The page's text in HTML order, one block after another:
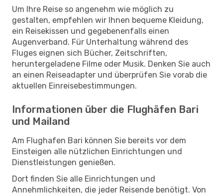
Um Ihre Reise so angenehm wie möglich zu
gestalten, empfehlen wir Ihnen bequeme Kleidung,
ein Reisekissen und gegebenenfalls einen
Augenverband. Für Unterhaltung während des
Fluges eignen sich Bücher, Zeitschriften,
heruntergeladene Filme oder Musik. Denken Sie auch
an einen Reiseadapter und überprüfen Sie vorab die
aktuellen Einreisebestimmungen.
Informationen über die Flughäfen Bari
und Mailand
Am Flughafen Bari können Sie bereits vor dem
Einsteigen alle nützlichen Einrichtungen und
Dienstleistungen genießen.
Dort finden Sie alle Einrichtungen und
Annehmlichkeiten, die jeder Reisende benötigt. Von